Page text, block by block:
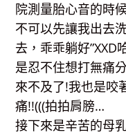
院測量胎心音的時
不可以先讓我出去
去，乖乖躺好”XXD
是忍不住想打無痛
來不及了!我也是咬
痛!!(((拍拍肩膀…
接下來是辛苦的母